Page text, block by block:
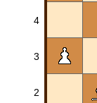
4
3
2